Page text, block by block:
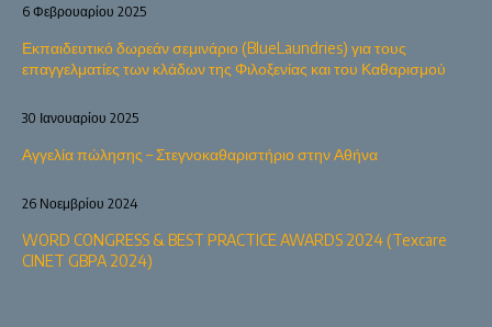
Εκπαιδευτικό δωρεάν σεμινάριο (BlueLaundries) για τους
επαγγελματίες των κλάδων της Φιλοξενίας και του Καθαρισμού
6 Φεβρουαρίου 2025
Αγγελία πώλησης – Στεγνοκαθαριστήριο στην Αθήνα
30 Ιανουαρίου 2025
WORD CONGRESS & BEST PRACTICE AWARDS 2024 (Texcare
CINET GBPA 2024)
26 Νοεμβρίου 2024